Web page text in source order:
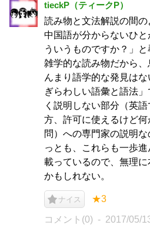
tieckP（ティークP）
読み物と文法解説の間の
中国語が分からないひ
ういうものですか？」
雑学的な読み物だから
んまり語学的な発見は
ぎらわしい語彙と語法
く説明しない部分（英
方、許可に使えるけど
問）への専門家の説明
っとも、これらも一歩
載っているので、無理
かもしれない。
ナイス ★3
コメント(0) 2017/05/